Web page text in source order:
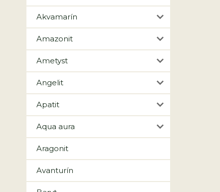
Akvamarín
Amazonit
Ametyst
Angelit
Apatit
Aqua aura
Aragonit
Avanturín